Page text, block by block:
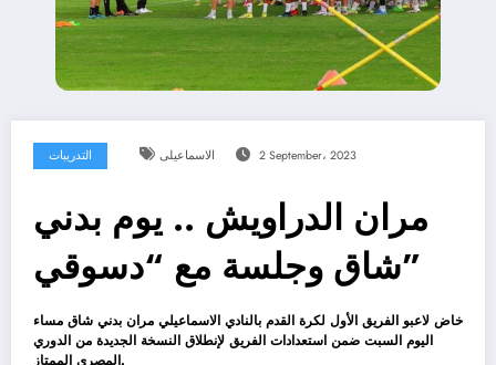
التدريبات الاسماعيلى 2 September، 2023
مران الدراويش .. يوم بدني
شاق وجلسة مع “دسوقي”
خاض لاعبو الفريق الأول لكرة القدم بالنادي الاسماعيلي مران بدني شاق مساء
اليوم السبت ضمن استعدادات الفريق لإنطلاق النسخة الجديدة من الدوري
المصري الممتاز.